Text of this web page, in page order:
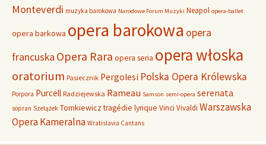
Monteverdi muzyka barokowa Narodowe Forum Muzyki Neapol opera-ballet
opera barkowa opera barokowa opera
francuska Opera Rara opera seria opera włoska
oratorium Pasiecznik Pergolesi Polska Opera Królewska
Porpora Purcell Radziejewska Rameau Samson semi-opera serenata
sopran Szelążek Tomkiewicztragédie lyrique Vinci Vivaldi Warszawska
Opera Kameralna Wratislavia Cantans